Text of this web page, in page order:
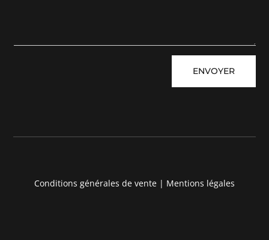
ENVOYER
Conditions générales de vente | Mentions légales